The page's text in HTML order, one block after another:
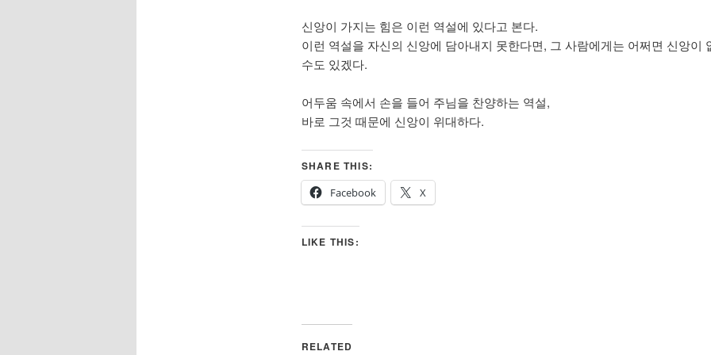
신앙이 가지는 힘은 이런 역설에 있다고 본다.
이런 역설을 자신의 신앙에 담아내지 못한다면, 그 사람에게는 어쩌면 신앙이
수도 있겠다.
어두움 속에서 손을 들어 주님을 찬양하는 역설,
바로 그것 때문에 신앙이 위대하다.
SHARE THIS:
Facebook
X
LIKE THIS:
RELATED